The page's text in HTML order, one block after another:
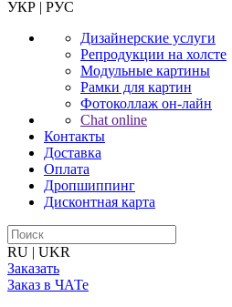
УКР | РУС
Дизайнерские услуги
Репродукции на холсте
Модульные картины
Рамки для картин
Фотоколлаж он-лайн
Chat online
Контакты
Доставка
Оплата
Дропшиппинг
Дисконтная карта
RU | UKR
Заказать
Заказ в ЧАТе